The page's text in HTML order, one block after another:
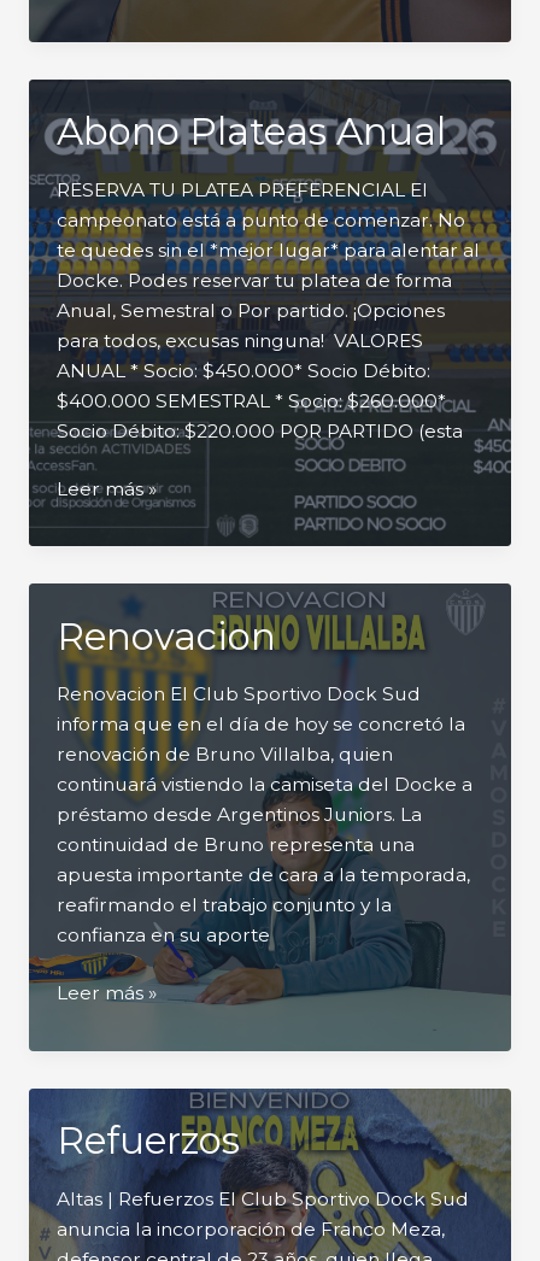
Dock
Sud
Boca
Abono Plateas Anual
RESERVA TU PLATEA PREFERENCIAL El
campeonato está a punto de comenzar. No
te quedes sin el *mejor lugar* para alentar al
Docke. Podes reservar tu platea de forma
Anual, Semestral o Por partido. ¡Opciones
para todos, excusas ninguna! VALORES
ANUAL * Socio: $450.000* Socio Débito:
$400.000 SEMESTRAL * Socio: $260.000*
Socio Débito: $220.000 POR PARTIDO (esta
Abono
Anual
Leer más »
Renovacion
Renovacion El Club Sportivo Dock Sud
informa que en el día de hoy se concretó la
renovación de Bruno Villalba, quien
continuará vistiendo la camiseta del Docke a
préstamo desde Argentinos Juniors. La
continuidad de Bruno representa una
apuesta importante de cara a la temporada,
reafirmando el trabajo conjunto y la
confianza en su aporte
Renovacion
Leer más »
Refuerzos
Altas | Refuerzos El Club Sportivo Dock Sud
anuncia la incorporación de Franco Meza,